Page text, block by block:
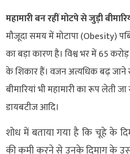
महामारी बन रहीं मोटपे से जुड़ी
मौजूदा समय में मोटापा (Obesity)
का बड़ा कारण है। विश्व भर में 65
के शिकार हैं। वजन अत्यधिक बढ़
बीमारियां भी महामारी का रूप लेती
डायबटीज आदि।
शोध में बताया गया है कि चूहे के